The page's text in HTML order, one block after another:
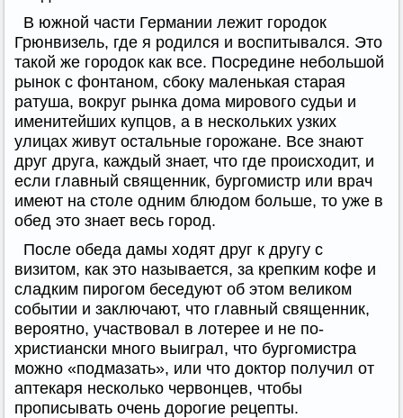
В южной части Германии лежит городок
Грюнвизель, где я родился и воспитывался. Это
такой же городок как все. Посредине небольшой
рынок с фонтаном, сбоку маленькая старая
ратуша, вокруг рынка дома мирового судьи и
именитейших купцов, а в нескольких узких
улицах живут остальные горожане. Все знают
друг друга, каждый знает, что где происходит, и
если главный священник, бургомистр или врач
имеют на столе одним блюдом больше, то уже в
обед это знает весь город.
После обеда дамы ходят друг к другу с
визитом, как это называется, за крепким кофе и
сладким пирогом беседуют об этом великом
событии и заключают, что главный священник,
вероятно, участвовал в лотерее и не по-
христиански много выиграл, что бургомистра
можно «подмазать», или что доктор получил от
аптекаря несколько червонцев, чтобы
прописывать очень дорогие рецепты.